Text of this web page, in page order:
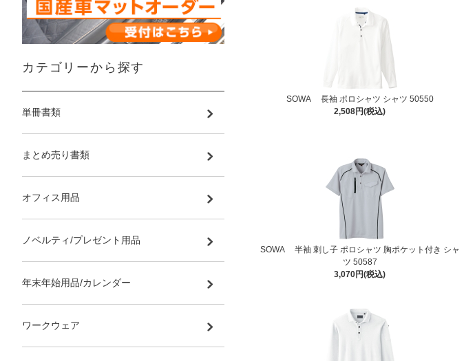
SOWA 長袖 ポロシャツ シャツ 50550
2,508円(税込)
SOWA 半袖 刺し子 ポロシャツ 胸ポケット付き シャ
ツ 50587
3,070円(税込)
カテゴリーから探す
単冊書類
まとめ売り書類
オフィス用品
ノベルティ/プレゼント用品
年末年始用品/カレンダー
ワークウェア